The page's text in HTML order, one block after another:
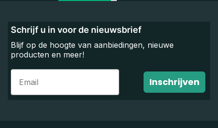
Schrijf u in voor de nieuwsbrief
Blijf op de hoogte van aanbiedingen, nieuwe
producten en meer!
Email
Inschrijven